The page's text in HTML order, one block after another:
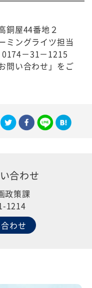
銅屋44番地２
ングライツ担当
－31－1215
問い合わせ」をご
合わせ
政策課
1214
わせ